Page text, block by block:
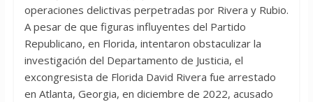
operaciones delictivas perpetradas por Rivera y Rubio.
A pesar de que figuras influyentes del Partido
Republicano, en Florida, intentaron obstaculizar la
investigación del Departamento de Justicia, el
excongresista de Florida David Rivera fue arrestado
en Atlanta, Georgia, en diciembre de 2022, acusado